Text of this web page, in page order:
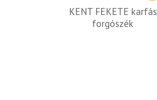
KENT FEKETE karfás
forgószék